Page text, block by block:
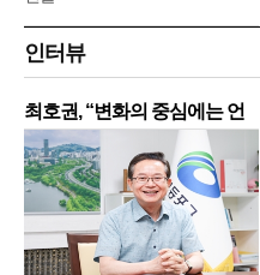
인터뷰
최호권, “변화의 중심에는 언
제